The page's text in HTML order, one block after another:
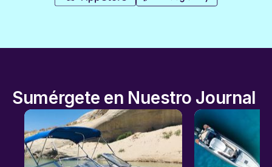
Sumérgete en Nuestro Journal